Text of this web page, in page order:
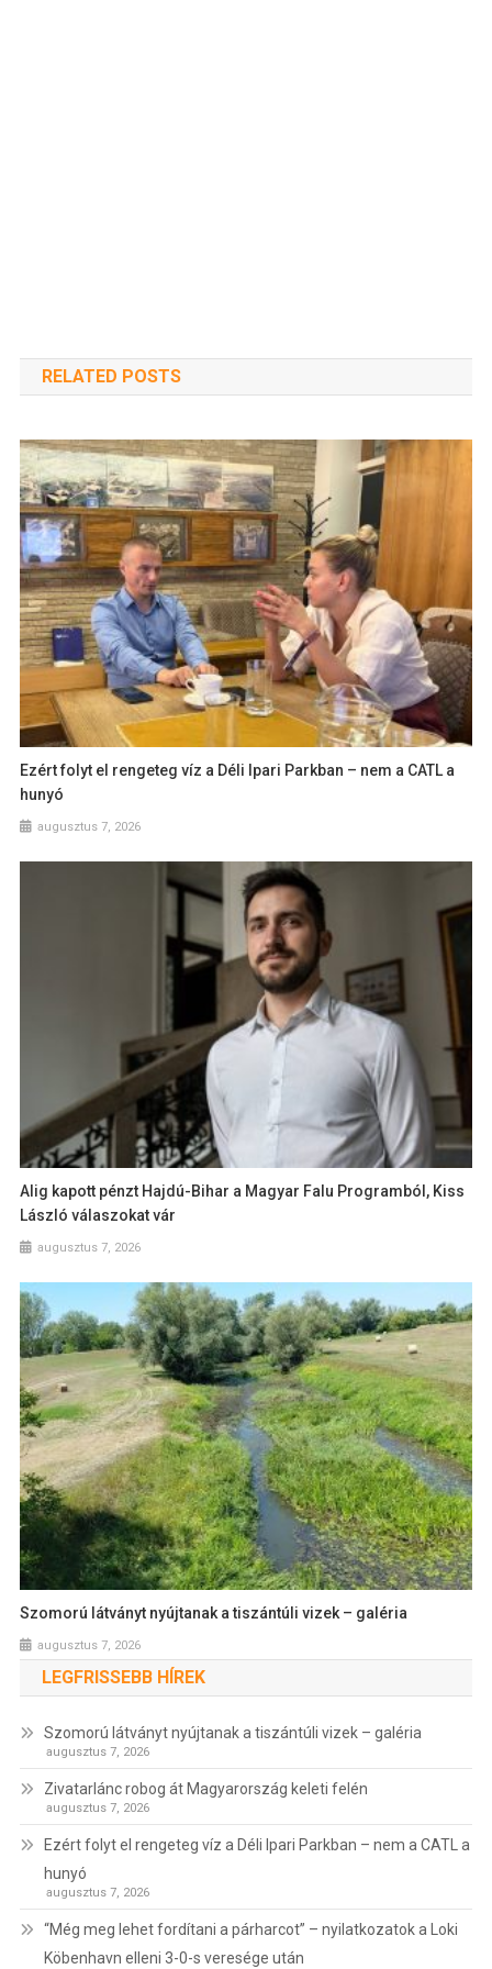
RELATED POSTS
Ezért folyt el rengeteg víz a Déli Ipari Parkban – nem a CATL a
hunyó
augusztus 7, 2026
Alig kapott pénzt Hajdú-Bihar a Magyar Falu Programból, Kiss
László válaszokat vár
augusztus 7, 2026
Szomorú látványt nyújtanak a tiszántúli vizek – galéria
augusztus 7, 2026
LEGFRISSEBB HÍREK
Szomorú látványt nyújtanak a tiszántúli vizek – galéria
augusztus 7, 2026
Zivatarlánc robog át Magyarország keleti felén
augusztus 7, 2026
Ezért folyt el rengeteg víz a Déli Ipari Parkban – nem a CATL a
hunyó
augusztus 7, 2026
“Még meg lehet fordítani a párharcot” – nyilatkozatok a Loki
Köbenhavn elleni 3-0-s veresége után